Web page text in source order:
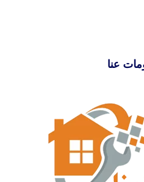
عنا